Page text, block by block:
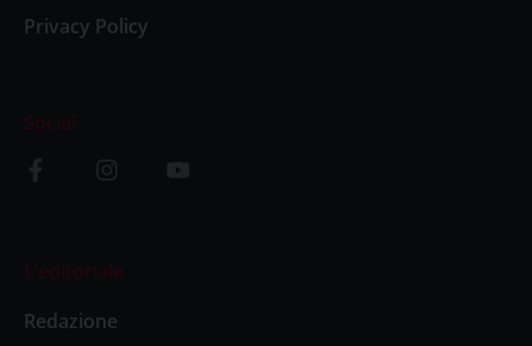
Privacy Policy
Social
L’editoriale
Redazione